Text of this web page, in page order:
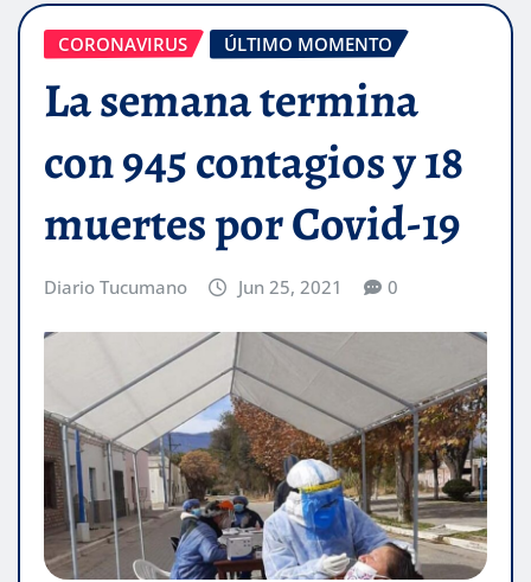
CORONAVIRUS ÚLTIMO MOMENTO
La semana termina
con 945 contagios y 18
muertes por Covid-19
Diario Tucumano Jun 25, 2021 0